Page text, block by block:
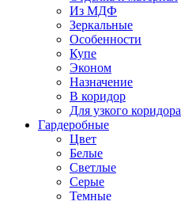
Из МДФ
Зеркальные
Особенности
Купе
Эконом
Назначение
В коридор
Для узкого коридора
Гардеробные
Цвет
Белые
Светлые
Серые
Темные